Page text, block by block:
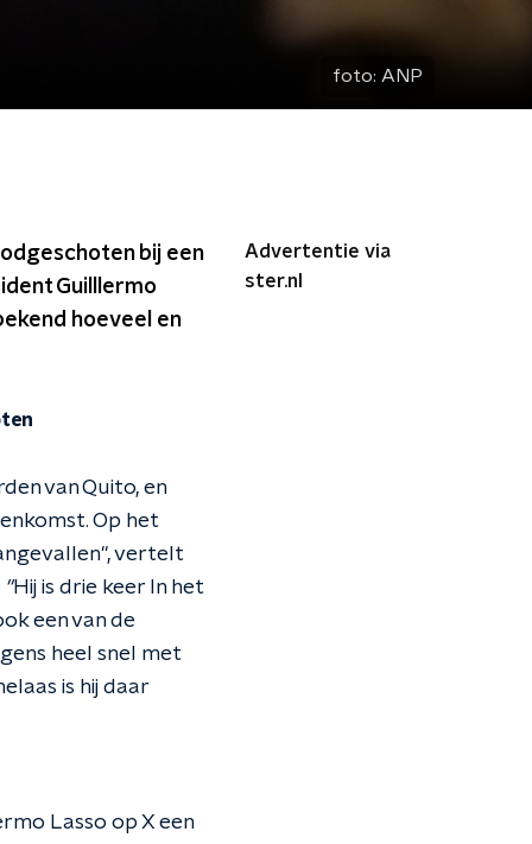
foto: ANP
bij een
Guilllermo
hoeveel en
van Quito, en
Op het
vertelt
"Hij is drie keer In het
een van de
heel snel met
is hij daar
Lasso op X een
Advertentie via
ster.nl